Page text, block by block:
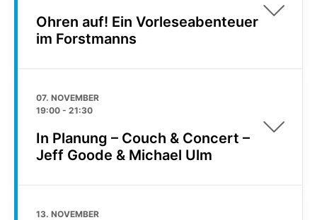
Ohren auf! Ein Vorleseabenteuer
im Forstmanns
07. NOVEMBER
19:00 - 21:30
In Planung – Couch & Concert –
Jeff Goode & Michael Ulm
13. NOVEMBER